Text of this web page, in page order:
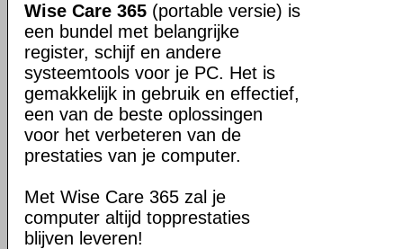
Wise Care 365 (portable versie) is
een bundel met belangrijke
register, schijf en andere
systeemtools voor je PC. Het is
gemakkelijk in gebruik en effectief,
een van de beste oplossingen
voor het verbeteren van de
prestaties van je computer.
Met Wise Care 365 zal je
computer altijd topprestaties
blijven leveren!